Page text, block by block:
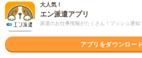
勤務地
大阪市北区
西梅田駅から徒歩3分／大阪駅か
駅から---分／大阪梅田(阪神線)駅
大人気！
エン派遣アプリ
派遣のお仕事情報がたくさん！プッシュ通知
アプリをダウンロード